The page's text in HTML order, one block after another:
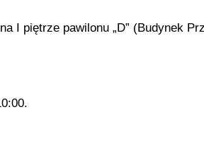
I piętrze pawilonu „D” (Budynek